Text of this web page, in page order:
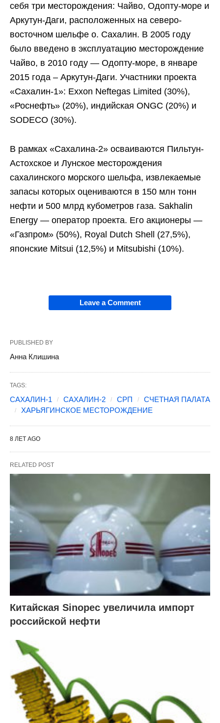
себя три месторождения: Чайво, Одопту-море и
Аркутун-Даги, расположенных на северо-
восточном шельфе о. Сахалин. В 2005 году
было введено в эксплуатацию месторождение
Чайво, в 2010 году — Одопту-море, в январе
2015 года – Аркутун-Даги. Участники проекта
«Сахалин-1»: Exxon Neftegas Limited (30%),
«Роснефть» (20%), индийская ONGC (20%) и
SODECO (30%).
В рамках «Сахалина-2» осваиваются Пильтун-
Астохское и Лунское месторождения
сахалинского морского шельфа, извлекаемые
запасы которых оцениваются в 150 млн тонн
нефти и 500 млрд кубометров газа. Sakhalin
Energy — оператор проекта. Его акционеры —
«Газпром» (50%), Royal Dutch Shell (27,5%),
японские Mitsui (12,5%) и Mitsubishi (10%).
Leave a Comment
PUBLISHED BY
Анна Клишина
TAGS:
САХАЛИН-1 САХАЛИН-2 СРП
СЧЕТНАЯ ПАЛАТА
ХАРЬЯГИНСКОЕ МЕСТОРОЖДЕНИЕ
8 ЛЕТ AGO
RELATED POST
Китайская Sinopec увеличила импорт
российской нефти